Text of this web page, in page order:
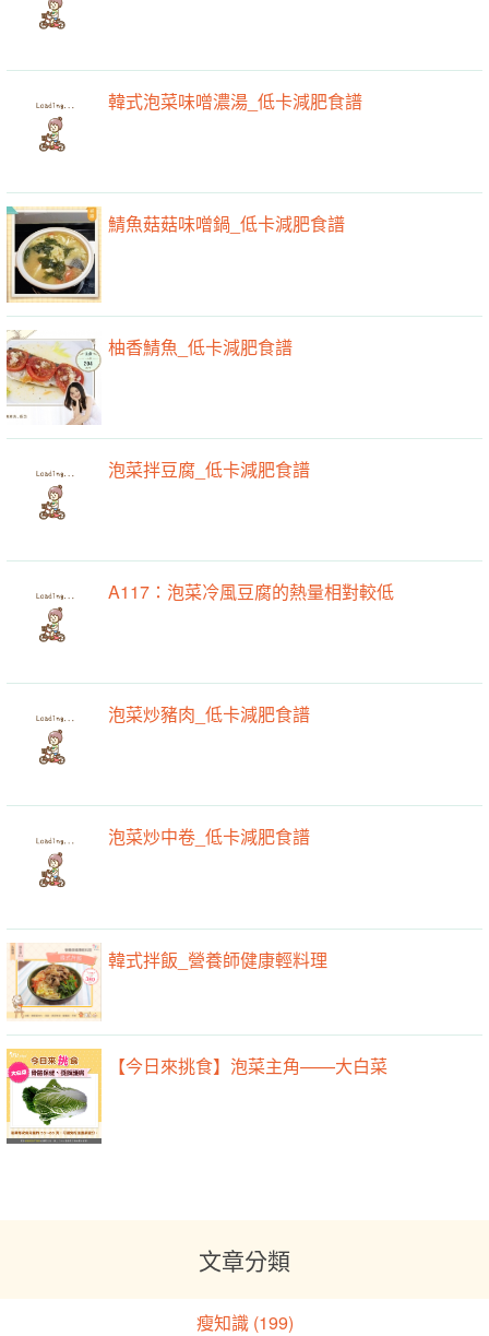
韓式泡菜味噌濃湯_低卡減肥食譜
鯖魚菇菇味噌鍋_低卡減肥食譜
柚香鯖魚_低卡減肥食譜
泡菜拌豆腐_低卡減肥食譜
A117：泡菜冷風豆腐的熱量相對較低
泡菜炒豬肉_低卡減肥食譜
泡菜炒中卷_低卡減肥食譜
韓式拌飯_營養師健康輕料理
【今日來挑食】泡菜主角——大白菜
文章分類
瘦知識 (199)